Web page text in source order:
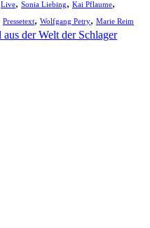
Live, Sonia Liebing, Kai Pflaume,
Pressetext, Wolfgang Petry, Marie Reim